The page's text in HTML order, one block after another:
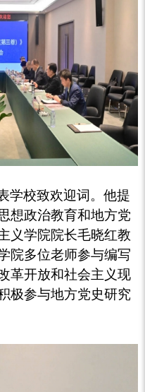
学校致欢迎词。他提
想政治教育和地方党
义学院院长毛晓红教
院多位老师参与编写
革开放和社会主义现
极参与地方党史研究